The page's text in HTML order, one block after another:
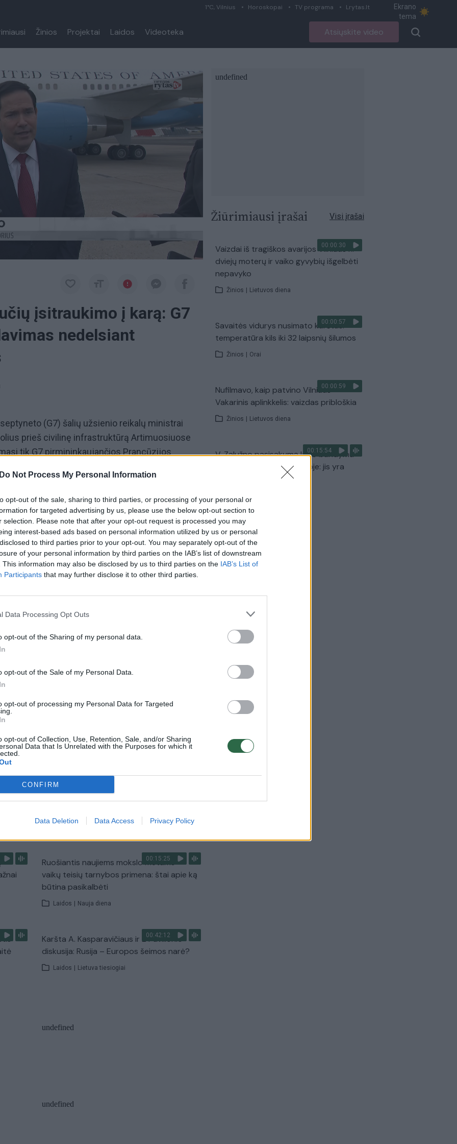
Do Not Process My Personal Information
opt-out of the sale, sharing to third parties, or processing of your personal or
for targeted advertising by us, please use the below opt-out section to
selection. Please note that after your opt-out request is processed you may
interest-based ads based on personal information utilized by us or personal
to third parties prior to your opt-out. You may separately opt-out of the
of your personal information by third parties on the IAB’s list of downstream
This information may also be disclosed by us to third parties on the IAB’s List of
Participants that may further disclose it to other third parties.
Data Processing Opt Outs
opt-out of the Sharing of my personal data.
opt-out of the Sale of my Personal Data.
opt-out of processing my Personal Data for Targeted
opt-out of Collection, Use, Retention, Sale, and/or Sharing
Data that Is Unrelated with the Purposes for which it
CONFIRM
Data Deletion Data Access Privacy Policy
1°C, Vilnius Horoskopai TV programa Lrytas.lt
Ekrano
tema
Žinios Projektai Laidos Videoteka Atsiųskite video
įsitraukimo į karą: G7
nedelsiant
(G7) šalių užsienio reikalų ministrai
prieš civilinę infrastruktūrą Artimuosiuose
tik G7 pirmininkaujančios Prancūzijos
bendras pareiškimas dėl karo Irane.
perėmė pirmą sykį per karo mėnesį iš
kad Irano remiami Jemeno hučiai gali įsitraukti
Rytai šiitai hučiai Jemenas
–
kasdienybė – priekabiavimas, patyčios ir
Žinios Lietuvos diena
Aukštaitijos pučiamųjų orkestras
Nyderlanduose apgynė čempionų vardą
Visi įrašai
00:15:25
Ruošiantis naujiems mokslo metams –
vaikų teisių tarnybos primena: štai apie ką
būtina pasikalbėti
Laidos | Nauja diena
00:42:12
Karšta A. Kasparavičiaus ir Ž Pavilionio
diskusija: Rusija – Europos šeimos narė?
Laidos | Lietuva tiesiogiai
Žiūrimiausi įrašai Visi įrašai
00:00:30
Vaizdai iš tragiškos avarijos Vilniaus r.:
dviejų moterų ir vaiko gyvybių išgelbėti
nepavyko
Žinios Lietuvos diena
00:00:57
Savaitės vidurys nusimato karštas:
temperatūra kils iki 32 laipsnių šilumos
Žinios Orai
00:00:59
Nufilmavo, kaip patvino Vilniaus
Vakarinis aplinkkelis: vaizdas pribloškia
Žinios Lietuvos diena
00:15:54
V. Zalužno pasisakymą laiko bandymu
įsitvirtinti Ukrainos politikoje: jis yra
Laidos